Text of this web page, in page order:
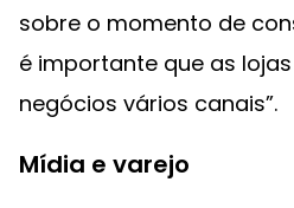
sobre o momento de
é importante que as
negócios vários canais”.
Mídia e varejo